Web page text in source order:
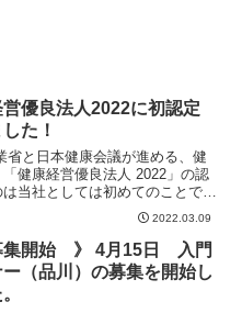
優良法人2022に初認定
た！
と日本健康会議が進める、健
健康経営優良法人 2022」の認
当社としては初めてのことで
、従業員の健康管理...
2022.03.09
集開始 》 4月15日 入門
（品川）の募集を開始し